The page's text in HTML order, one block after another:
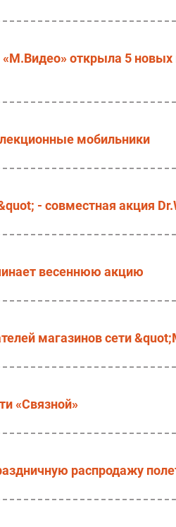
«М.Видео» открыла 5
мобильники
- совместная акция
весеннюю акцию
магазинов сети
«Связной»
распродажу